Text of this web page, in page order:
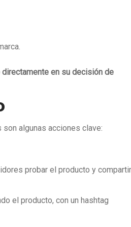
directamente en su decisión de
son algunas acciones clave:
probar el producto y
el producto, con un hashtag